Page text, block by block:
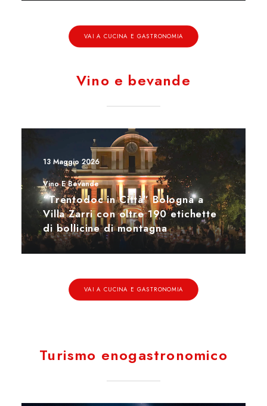
VAI A CUCINA E GASTRONOMIA
Vino e bevande
13 Maggio 2026
Vino E Bevande
“Trentodoc in Città” Bologna a
Villa Zarri con oltre 190 etichette
di bollicine di montagna
VAI A CUCINA E GASTRONOMIA
Turismo enogastronomico